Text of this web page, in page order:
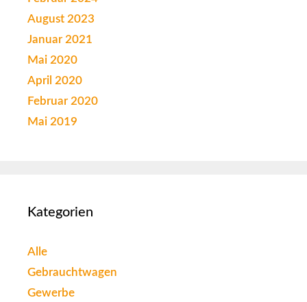
August 2023
Januar 2021
Mai 2020
April 2020
Februar 2020
Mai 2019
Kategorien
Alle
Gebrauchtwagen
Gewerbe